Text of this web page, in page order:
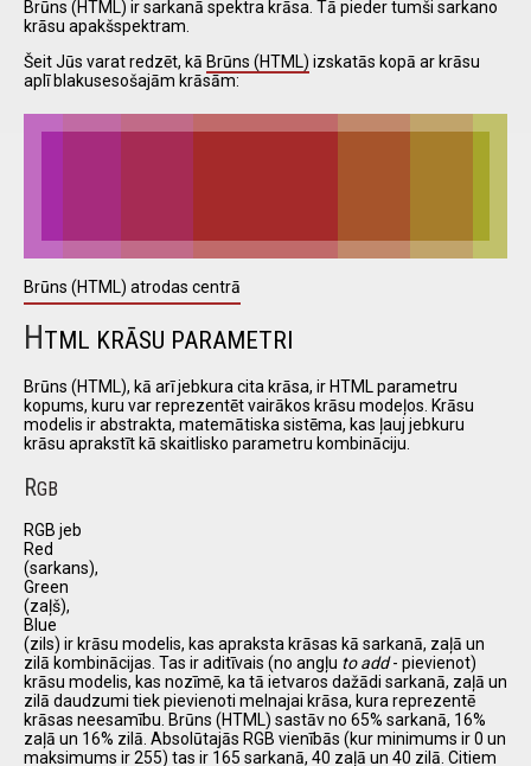
I have
read and
accept the
terms and
Brūns (HTML) ir sarkanā spektra krāsa. Tā pieder tumši sarkano
krāsu apakšspektram.
Šeit Jūs varat redzēt, kā Brūns (HTML) izskatās kopā ar krāsu
aplī blakusesošajām krāsām:
Brūns (HTML) atrodas centrā
HTML KRĀSU PARAMETRI
Brūns (HTML), kā arī jebkura cita krāsa, ir HTML parametru
kopums, kuru var reprezentēt vairākos krāsu modeļos. Krāsu
modelis ir abstrakta, matemātiska sistēma, kas ļauj jebkuru
krāsu aprakstīt kā skaitlisko parametru kombināciju.
RGB
RGB jeb
Red
(sarkans),
Green
(zaļš),
Blue
(zils) ir krāsu modelis, kas apraksta krāsas kā sarkanā, zaļā un
zilā kombinācijas. Tas ir aditīvais (no angļu to add- pievienot)
krāsu modelis, kas nozīmē, ka tā ietvaros dažādi sarkanā, zaļā un
zilā daudzumi tiek pievienoti melnajai krāsa, kura reprezentē
krāsas neesamību. Brūns (HTML) sastāv no 65% sarkanā, 16%
zaļā un 16% zilā. Absolūtajās RGB vienībās (kur minimums ir 0 un
maksimums ir 255) tas ir 165 sarkanā, 40 zaļā un 40 zilā. Citiem